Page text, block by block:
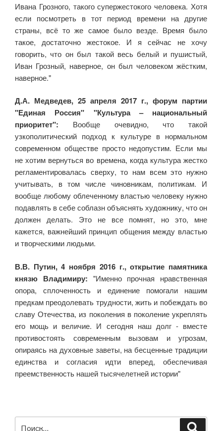
Ивана Грозного, такого супержестокого человека. Хотя
если посмотреть в тот период времени на другие
страны, всё то же самое было везде. Время было
такое, достаточно жестокое. И я сейчас не хочу
говорить, что он был такой весь белый и пушистый,
Иван Грозный, наверное, он был человеком жёстким,
наверное."
Д.А. Медведев, 25 апреля 2017 г., форум партии
"Единая Россия" "Культура – национальный
приоритет": Вообще очевидно, что такой
узкополитический подход к культуре в нормальном
современном обществе просто недопустим. Если мы
не хотим вернуться во времена, когда культура жестко
регламентировалась сверху, то нам всем это нужно
учитывать, в том числе чиновникам, политикам. И
вообще любому облеченному властью человеку нужно
подавлять в себе соблазн объяснять художнику, что он
должен делать. Это не все помнят, но это, мне
кажется, важнейший принцип общения между властью
и творческими людьми.
В.В. Путин, 4 ноября 2016 г., открытие памятника
князю Владимиру: "Именно прочная нравственная
опора, сплоченность и единение помогали нашим
предкам преодолевать трудности, жить и побеждать во
славу Отечества, из поколения в поколение укреплять
его мощь и величие. И сегодня наш долг - вместе
противостоять современным вызовам и угрозам,
опираясь на духовные заветы, на бесценные традиции
единства и согласия идти вперед, обеспечивая
преемственность нашей тысячелетней истории"